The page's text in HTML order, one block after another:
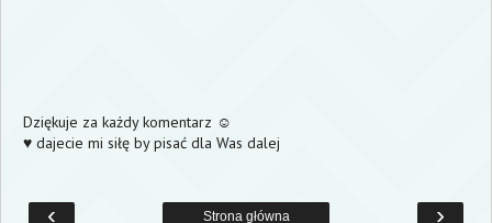
Dziękuje za każdy komentarz ☺
♥ dajecie mi siłę by pisać dla Was dalej
‹ ›
Strona główna